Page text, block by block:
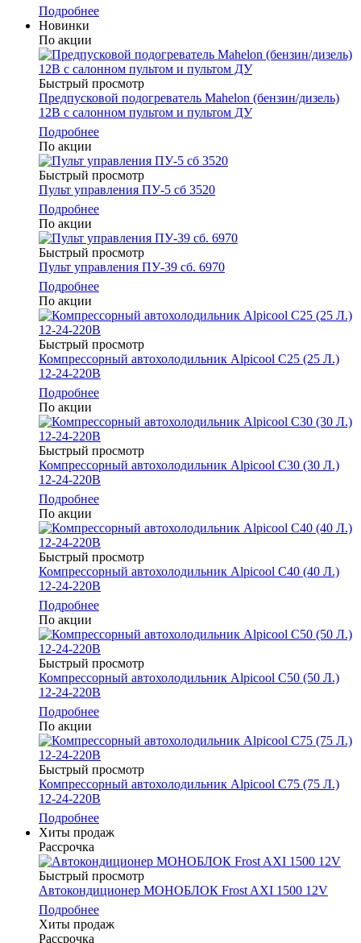
Подробнее
Новинки
По акции
Быстрый просмотр
Предпусковой подогреватель Mahelon (бензин/дизель)
12В с салонном пультом и пультом ДУ
Подробнее
По акции
Быстрый просмотр
Пульт управления ПУ-5 сб 3520
Подробнее
По акции
Быстрый просмотр
Пульт управления ПУ-39 сб. 6970
Подробнее
По акции
Быстрый просмотр
Компрессорный автохолодильник Alpicool C25 (25 Л.)
12-24-220В
Подробнее
По акции
Быстрый просмотр
Компрессорный автохолодильник Alpicool C30 (30 Л.)
12-24-220В
Подробнее
По акции
Быстрый просмотр
Компрессорный автохолодильник Alpicool C40 (40 Л.)
12-24-220В
Подробнее
По акции
Быстрый просмотр
Компрессорный автохолодильник Alpicool C50 (50 Л.)
12-24-220В
Подробнее
По акции
Быстрый просмотр
Компрессорный автохолодильник Alpicool C75 (75 Л.)
12-24-220В
Подробнее
Хиты продаж
Рассрочка
Быстрый просмотр
Автокондиционер МОНОБЛОК Frost AXI 1500 12V
Подробнее
Хиты продаж
Рассрочка